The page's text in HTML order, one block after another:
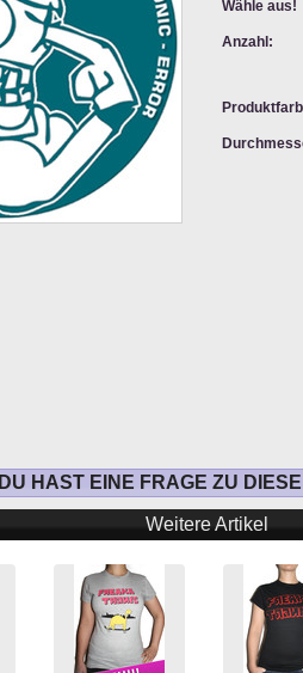
Wähle aus!
Anzahl:
DU HAST EINE FRAGE ZU
Weitere Artikel